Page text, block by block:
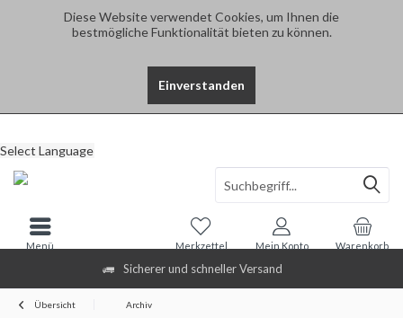
Diese Website verwendet Cookies, um Ihnen die
bestmögliche Funktionalität bieten zu können.
Einverstanden
Sicherer und schneller Versand
Select Language
Warenkorb
Merkzettel Mein Konto
Menü
Übersicht Archiv